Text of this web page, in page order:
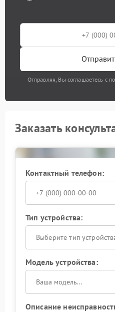
Отправляя, Вы соглашаетесь с
Заказать
Контактный телефон:
Тип устройства:
Выберите тип
Модель устройства:
Описание